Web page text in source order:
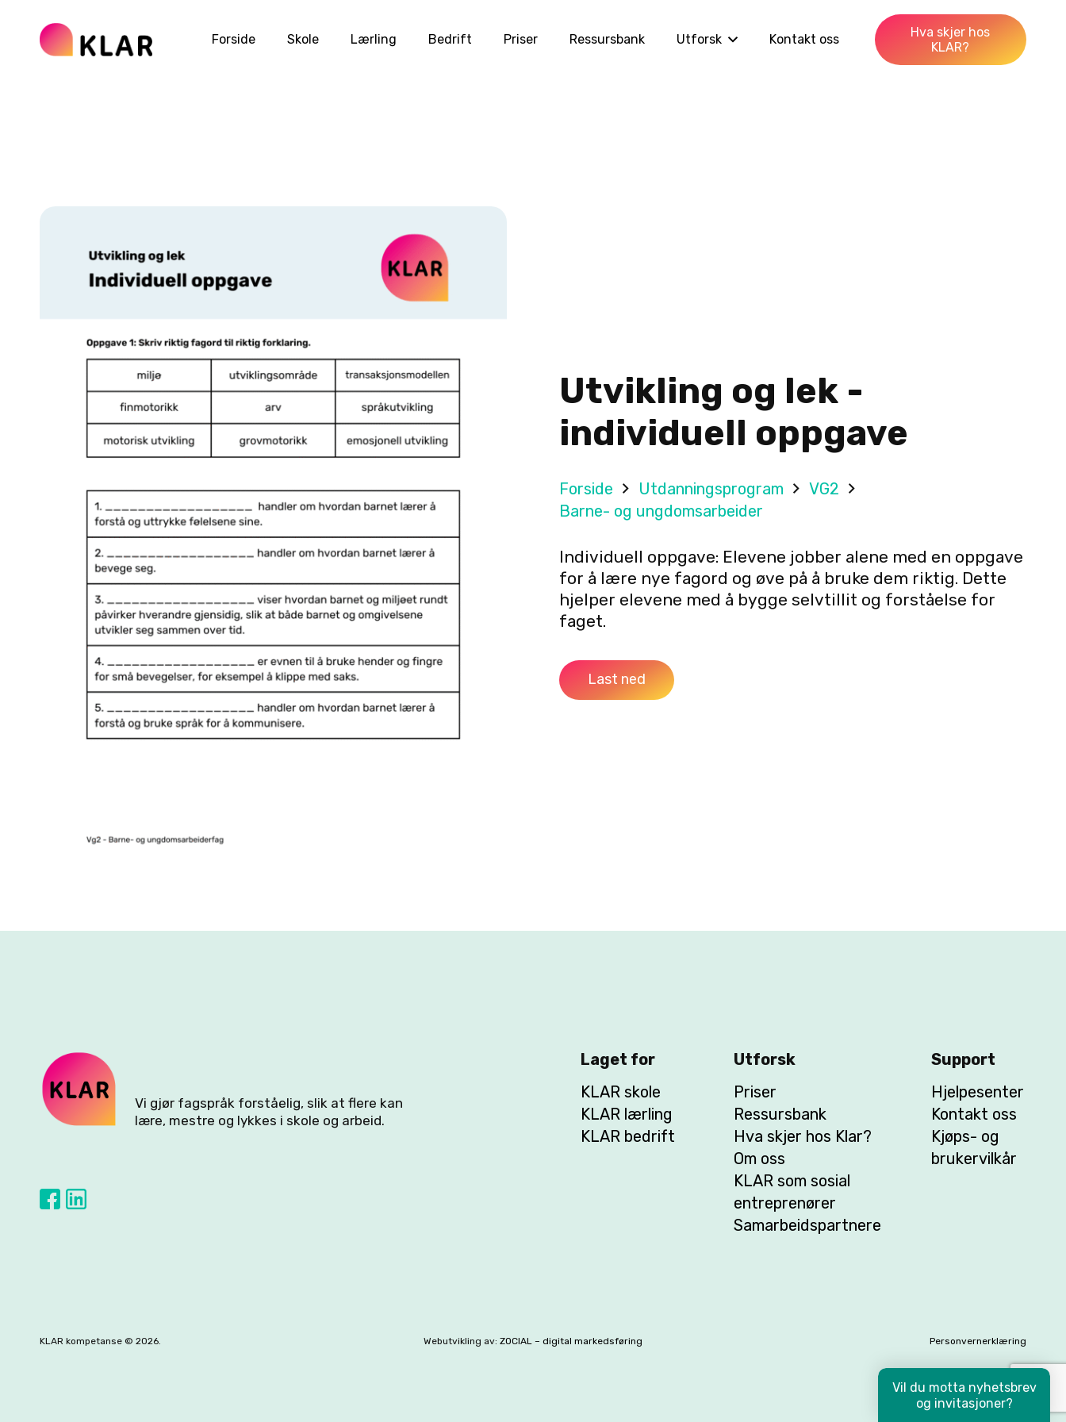
Forside Skole Lærling Bedrift Priser Ressursbank Utforsk Kontakt oss
Hva skjer hos
KLAR?
Utvikling og lek -
individuell oppgave
Forside Utdanningsprogram
VG2
Barne- og ungdomsarbeider
Individuell oppgave: Elevene jobber alene med en oppgave
for å lære nye fagord og øve på å bruke dem riktig. Dette
hjelper elevene med å bygge selvtillit og forståelse for
faget.
Last ned
Vi gjør fagspråk forståelig, slik at flere kan
lære, mestre og lykkes i skole og arbeid.
Laget for
KLAR skole
KLAR lærling
KLAR bedrift
Utforsk
Priser
Ressursbank
Hva skjer hos Klar?
Om oss
KLAR som sosial
entreprenører
Samarbeidspartnere
Support
Hjelpesenter
Kontakt oss
Kjøps- og
brukervilkår
KLAR kompetanse © 2026. Webutvikling av: ZOCIAL – digital markedsføring Personvernerklæring
Vil du motta nyhetsbrev
og invitasjoner?